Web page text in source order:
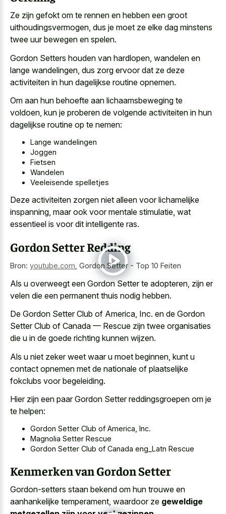
Ze zijn gefokt om te rennen en hebben een groot
uithoudingsvermogen, dus je moet ze elke dag minstens
twee uur bewegen en spelen.
Gordon Setters houden van hardlopen, wandelen en
lange wandelingen, dus zorg ervoor dat ze deze
activiteiten in hun dagelijkse routine opnemen.
Om aan hun behoefte aan lichaamsbeweging te
voldoen, kun je proberen de volgende activiteiten in hun
dagelijkse routine op te nemen:
Lange wandelingen
Joggen
Fietsen
Wandelen
Veeleisende spelletjes
Deze activiteiten zorgen niet alleen voor lichamelijke
inspanning, maar ook voor mentale stimulatie, wat
essentieel is voor dit intelligente ras.
Gordon Setter Redding
Bron: youtube.com Gordon Setter - Top 10 Feiten
Als u overweegt een Gordon Setter te adopteren, zijn er
velen die een permanent thuis nodig hebben.
De Gordon Setter Club of America, Inc. en de Gordon
Setter Club of Canada — Rescue zijn twee organisaties
die u in de goede richting kunnen wijzen.
Als u niet zeker weet waar u moet beginnen, kunt u
contact opnemen met de nationale of plaatselijke
fokclubs voor begeleiding.
Hier zijn een paar Gordon Setter reddingsgroepen om je
te helpen:
Gordon Setter Club of America, Inc.
Magnolia Setter Rescue
Gordon Setter Club of Canada eng_Latn Rescue
Kenmerken van Gordon Setter
Gordon-setters staan bekend om hun trouwe en
aanhankelijke temperament, waardoor ze geweldige